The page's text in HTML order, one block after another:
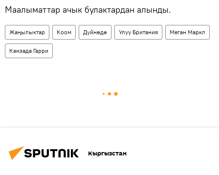
Маалыматтар ачык булактардан алынды.
Жаңылыктар Коом Дүйнөдө Улуу Британия Меган Маркл
Канзада Гарри
Кыргызстан